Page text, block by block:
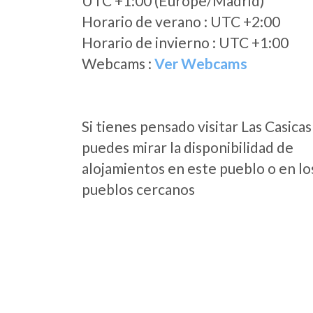
Horario de verano : UTC +2:00
Horario de invierno : UTC +1:00
Webcams : Ver Webcams
Si tienes pensado visitar Las Casicas
puedes mirar la disponibilidad de
alojamientos en este pueblo o en
pueblos cercanos